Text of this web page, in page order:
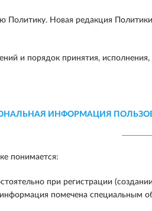
Политику. Новая редакция
и порядок принятия,
ИНФОРМАЦИЯ
понимается:
при регистрации
помечена специальным